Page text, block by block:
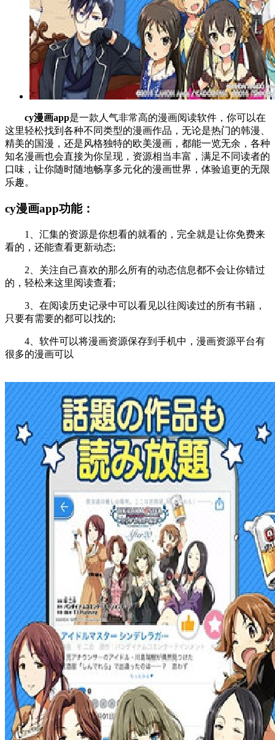
cy漫画app是一款人气非常高的漫画阅读软件，你可以在
这里轻松找到各种不同类型的漫画作品，无论是热门的韩漫、
精美的国漫，还是风格独特的欧美漫画，都能一览无余，各种
知名漫画也会直接为你呈现，资源相当丰富，满足不同读者的
口味，让你随时随地畅享多元化的漫画世界，体验追更的无限
乐趣。
cy漫画app功能：
1、汇集的资源是你想看的就看的，完全就是让你免费来
看的，还能查看更新动态;
2、关注自己喜欢的那么所有的动态信息都不会让你错过
的，轻松来这里阅读查看;
3、在阅读历史记录中可以看见以往阅读过的所有书籍，
只要有需要的都可以找的;
4、软件可以将漫画资源保存到手机中，漫画资源平台有
很多的漫画可以